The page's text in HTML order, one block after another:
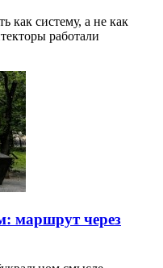
как систему, а не как
работали
маршрут через